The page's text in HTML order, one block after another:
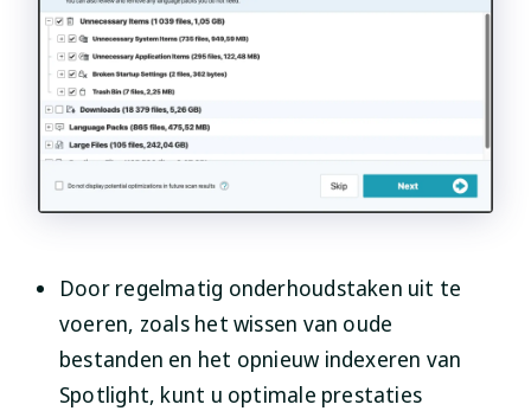
Door regelmatig onderhoudstaken uit te
voeren, zoals het wissen van oude
bestanden en het opnieuw indexeren van
Spotlight, kunt u optimale prestaties